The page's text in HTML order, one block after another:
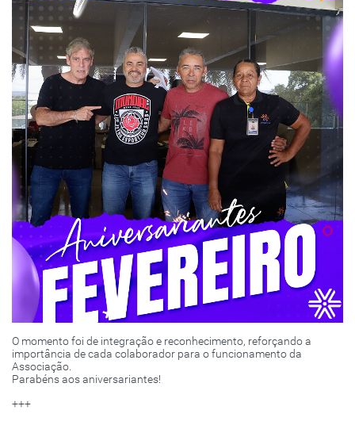
O momento foi de integração e reconhecimento, reforçando a
importância de cada colaborador para o funcionamento da
Associação.
Parabéns aos aniversariantes!
+++